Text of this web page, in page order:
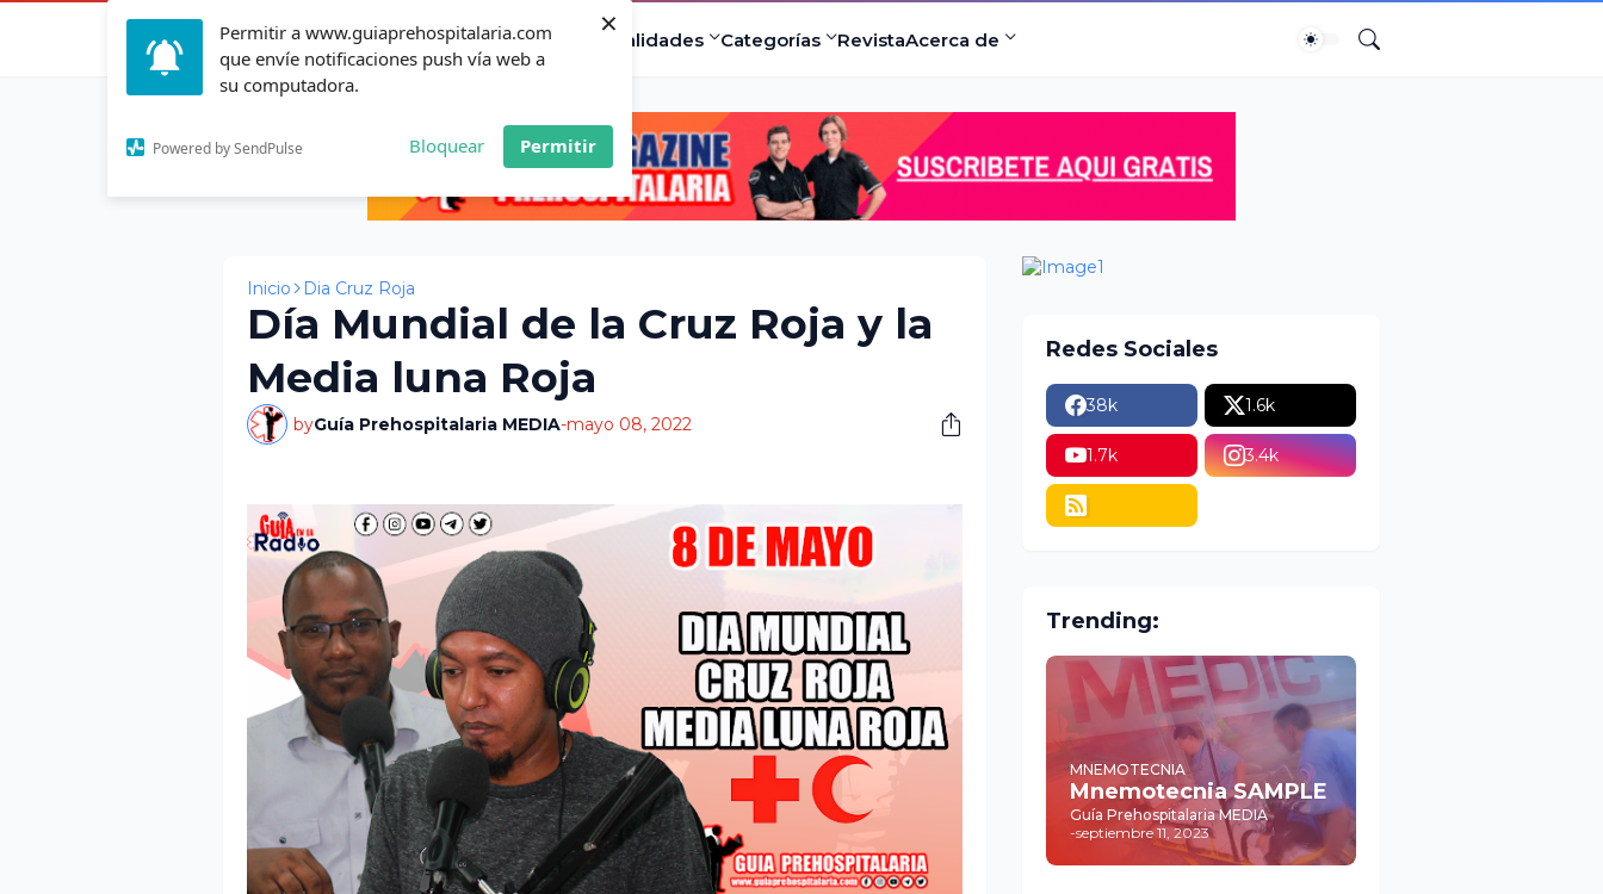
Permitir a www.guiaprehospitalaria.com
que envíe notificaciones push vía web a
su computadora.
Powered by SendPulse Bloquear Permitir
×
InicioActualidad Especialidades Categorías RevistaAcerca de
Inicio Dia Cruz Roja
Día Mundial de la Cruz Roja y la
Media luna Roja
byGuía Prehospitalaria MEDIA-mayo 08, 2022
Redes Sociales
38k 1.6k
1.7k 3.4k
Trending:
MNEMOTECNIA
Mnemotecnia SAMPLE
Guía Prehospitalaria MEDIA
-septiembre 11, 2023